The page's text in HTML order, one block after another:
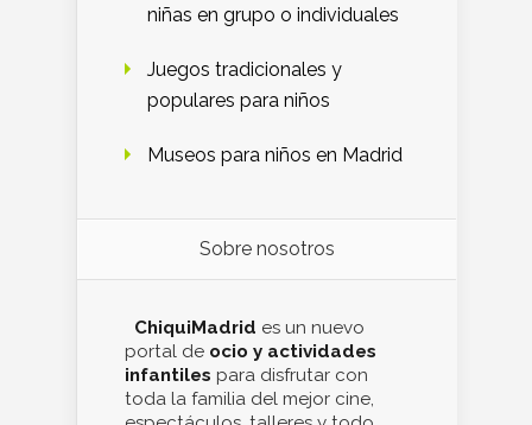
niñas en grupo o individuales
Juegos tradicionales y
populares para niños
Museos para niños en Madrid
Sobre nosotros
ChiquiMadrid es un nuevo
portal de ocio y actividades
infantiles para disfrutar con
toda la familia del mejor cine,